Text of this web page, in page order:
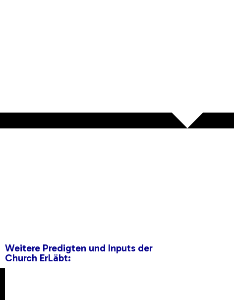
Weitere Predigten und Inputs der
Church ErLäbt: